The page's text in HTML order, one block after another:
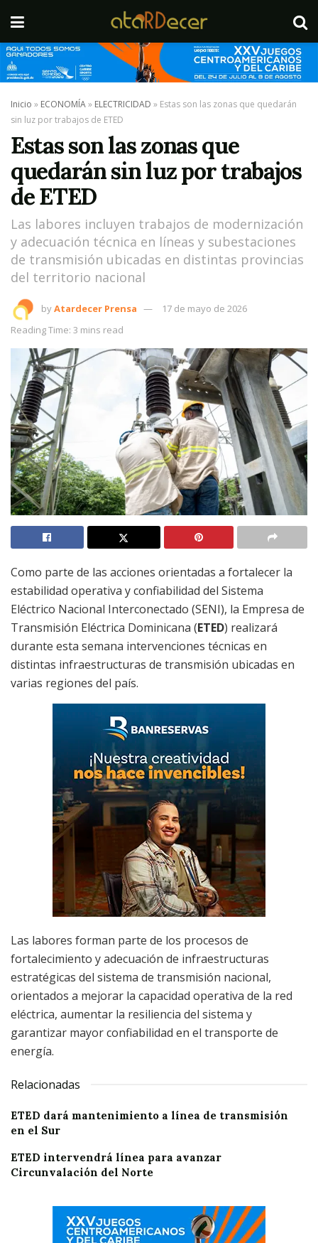
Inicio » ECONOMÍA» ELECTRICIDAD » Estas son las zonas que quedarán
sin luz por trabajos de ETED
Estas son las zonas que
quedarán sin luz por trabajos
de ETED
Las labores incluyen trabajos de modernización
y adecuación técnica en líneas y subestaciones
de transmisión ubicadas en distintas provincias
del territorio nacional
byAtardecer Prensa
17 de mayo de 2026
Reading Time: 3 mins read
Como parte de las acciones orientadas a fortalecer la
estabilidad operativa y confiabilidad del Sistema
Eléctrico Nacional Interconectado (SENI), la Empresa de
Transmisión Eléctrica Dominicana (ETED) realizará
durante esta semana intervenciones técnicas en
distintas infraestructuras de transmisión ubicadas en
varias regiones del país.
Las labores forman parte de los procesos de
fortalecimiento y adecuación de infraestructuras
estratégicas del sistema de transmisión nacional,
orientados a mejorar la capacidad operativa de la red
eléctrica, aumentar la resiliencia del sistema y
garantizar mayor confiabilidad en el transporte de
energía.
Relacionadas
ETED dará mantenimiento a línea de transmisión
en el Sur
ETED intervendrá línea para avanzar
Circunvalación del Norte